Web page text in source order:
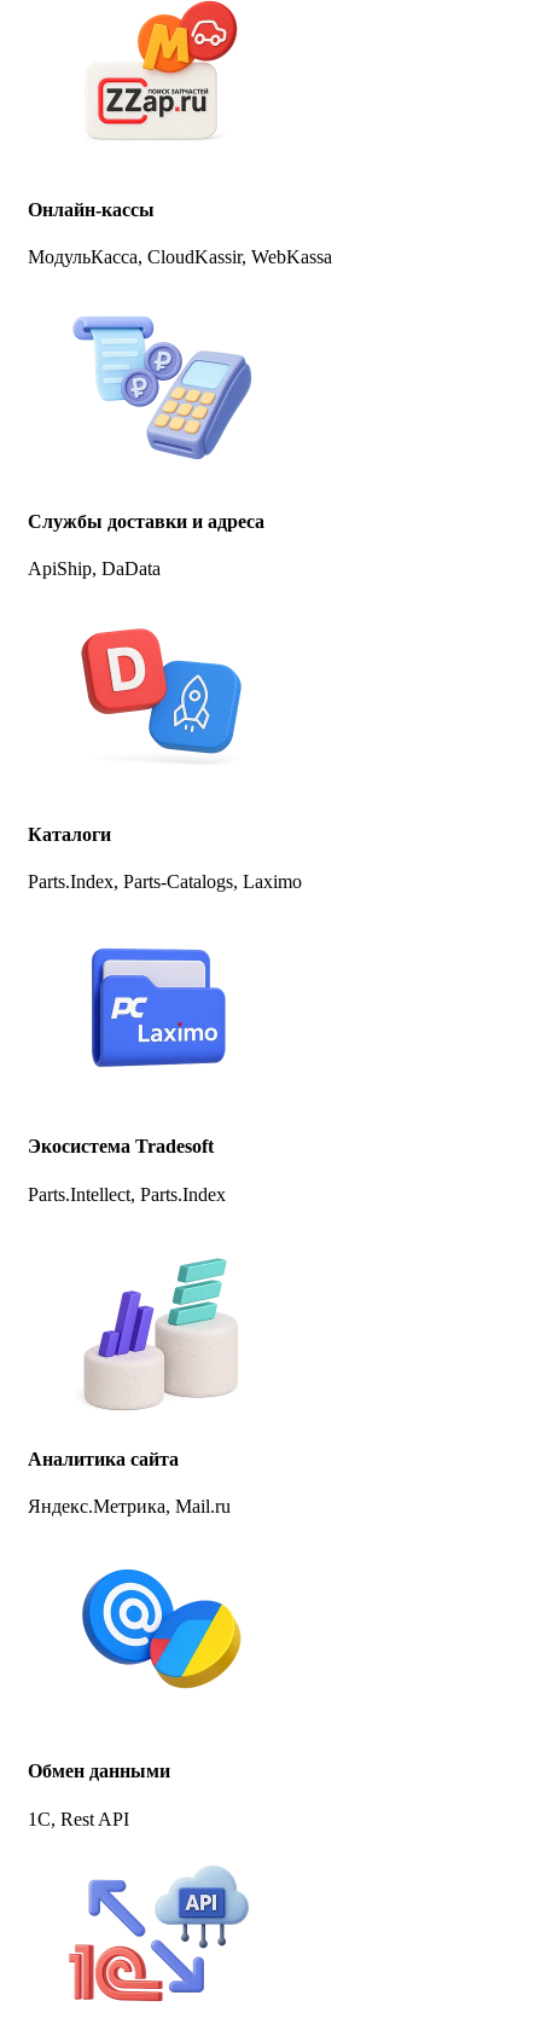
Онлайн-кассы
МодульКасса, CloudKassir, WebKassa
Службы доставки и адреса
ApiShip, DaData
Каталоги
Parts.Index, Parts-Catalogs, Laximo
Экосистема Tradesoft
Parts.Intellect, Parts.Index
Аналитика сайта
Яндекс.Метрика, Mail.ru
Обмен данными
1C, Rest API